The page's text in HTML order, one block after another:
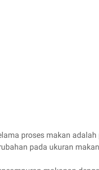
proses makan
pada ukuran